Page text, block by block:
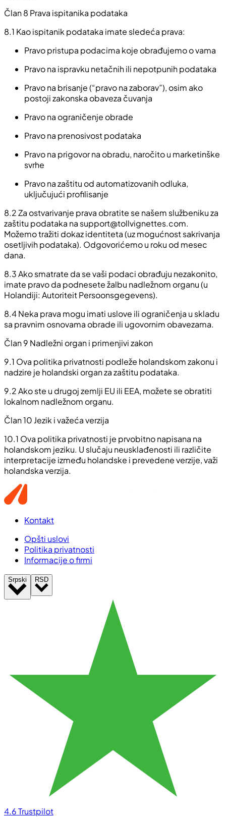
Član 8 Prava ispitanika podataka
8.1 Kao ispitanik podataka imate sledeća prava:
Pravo pristupa podacima koje obrađujemo o vama
Pravo na ispravku netačnih ili nepotpunih podataka
Pravo na brisanje (“pravo na zaborav”), osim ako
postoji zakonska obaveza čuvanja
Pravo na ograničenje obrade
Pravo na prenosivost podataka
Pravo na prigovor na obradu, naročito u marketinške
svrhe
Pravo na zaštitu od automatizovanih odluka,
uključujući profilisanje
8.2Za ostvarivanje prava obratite se našem službeniku za
zaštitu podataka na support@tollvignettes.com.
Možemo tražiti dokaz identiteta (uz mogućnost sakrivanja
osetljivih podataka). Odgovorićemo u roku od mesec
dana.
8.3Ako smatrate da se vaši podaci obrađuju nezakonito,
imate pravo da podnesete žalbu nadležnom organu (u
Holandiji: Autoriteit Persoonsgegevens).
8.4Neka prava mogu imati uslove ili ograničenja u skladu
sa pravnim osnovama obrade ili ugovornim obavezama.
Član 9 Nadležni organ i primenjivi zakon
9.1 Ova politika privatnosti podleže holandskom zakonu i
nadzire je holandski organ za zaštitu podataka.
9.2Ako ste u drugoj zemlji EU ili EEA, možete se obratiti
lokalnom nadležnom organu.
Član 10 Jezik i važeća verzija
10.1 Ova politika privatnosti je prvobitno napisana na
holandskom jeziku. U slučaju neusklađenosti ili različite
interpretacije između holandske i prevedene verzije, važi
holandska verzija.
Kontakt
Opšti uslovi
Politika privatnosti
Informacije o firmi
Srpski RSD
4.6Trustpilot